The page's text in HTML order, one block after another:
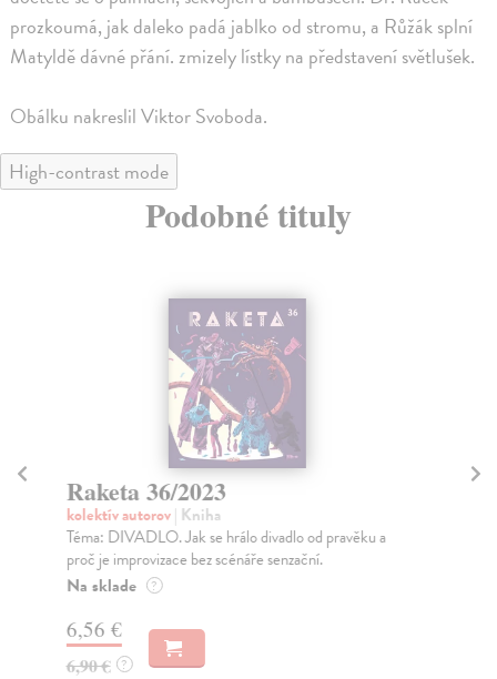
prozkoumá, jak daleko padá jablko od stromu, a Růžák splní
Matyldě dávné přání. zmizely lístky na představení světlušek.
Obálku nakreslil Viktor Svoboda.
High-contrast mode
Podobné tituly
Raketa 36/2023
kolektív autorov| Kniha
Téma: DIVADLO. Jak se hrálo divadlo od pravěku a
proč je improvizace bez scénáře senzační.
Na sklade ?
6,56 €
6,90 € ?